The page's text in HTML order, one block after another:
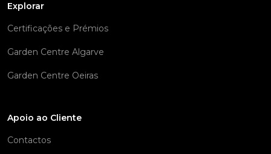
Explorar
Certificações e Prémios
Garden Centre Algarve
Garden Centre Oeiras
Apoio ao Cliente
Contactos